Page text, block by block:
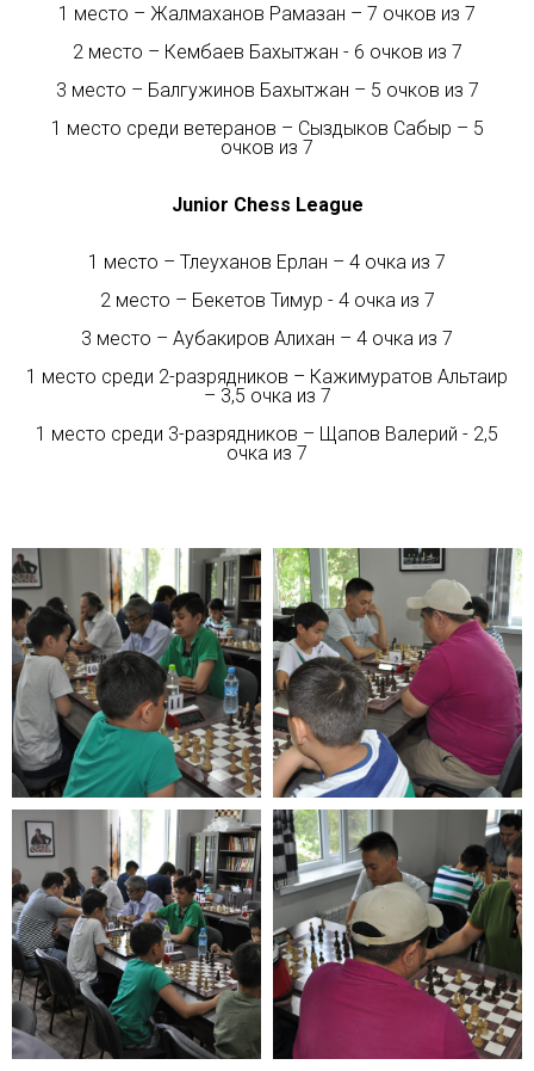
1 место – Жалмаханов Рамазан – 7 очков из 7
2 место – Кембаев Бахытжан - 6 очков из 7
3 место – Балгужинов Бахытжан – 5 очков из 7
1 место среди ветеранов – Сыздыков Сабыр – 5
очков из 7
Junior Chess League
1 место – Тлеуханов Ерлан – 4 очка из 7
2 место – Бекетов Тимур - 4 очка из 7
3 место – Аубакиров Алихан – 4 очка из 7
1 место среди 2-разрядников – Кажимуратов Альтаир
– 3,5 очка из 7
1 место среди 3-разрядников – Щапов Валерий - 2,5
очка из 7